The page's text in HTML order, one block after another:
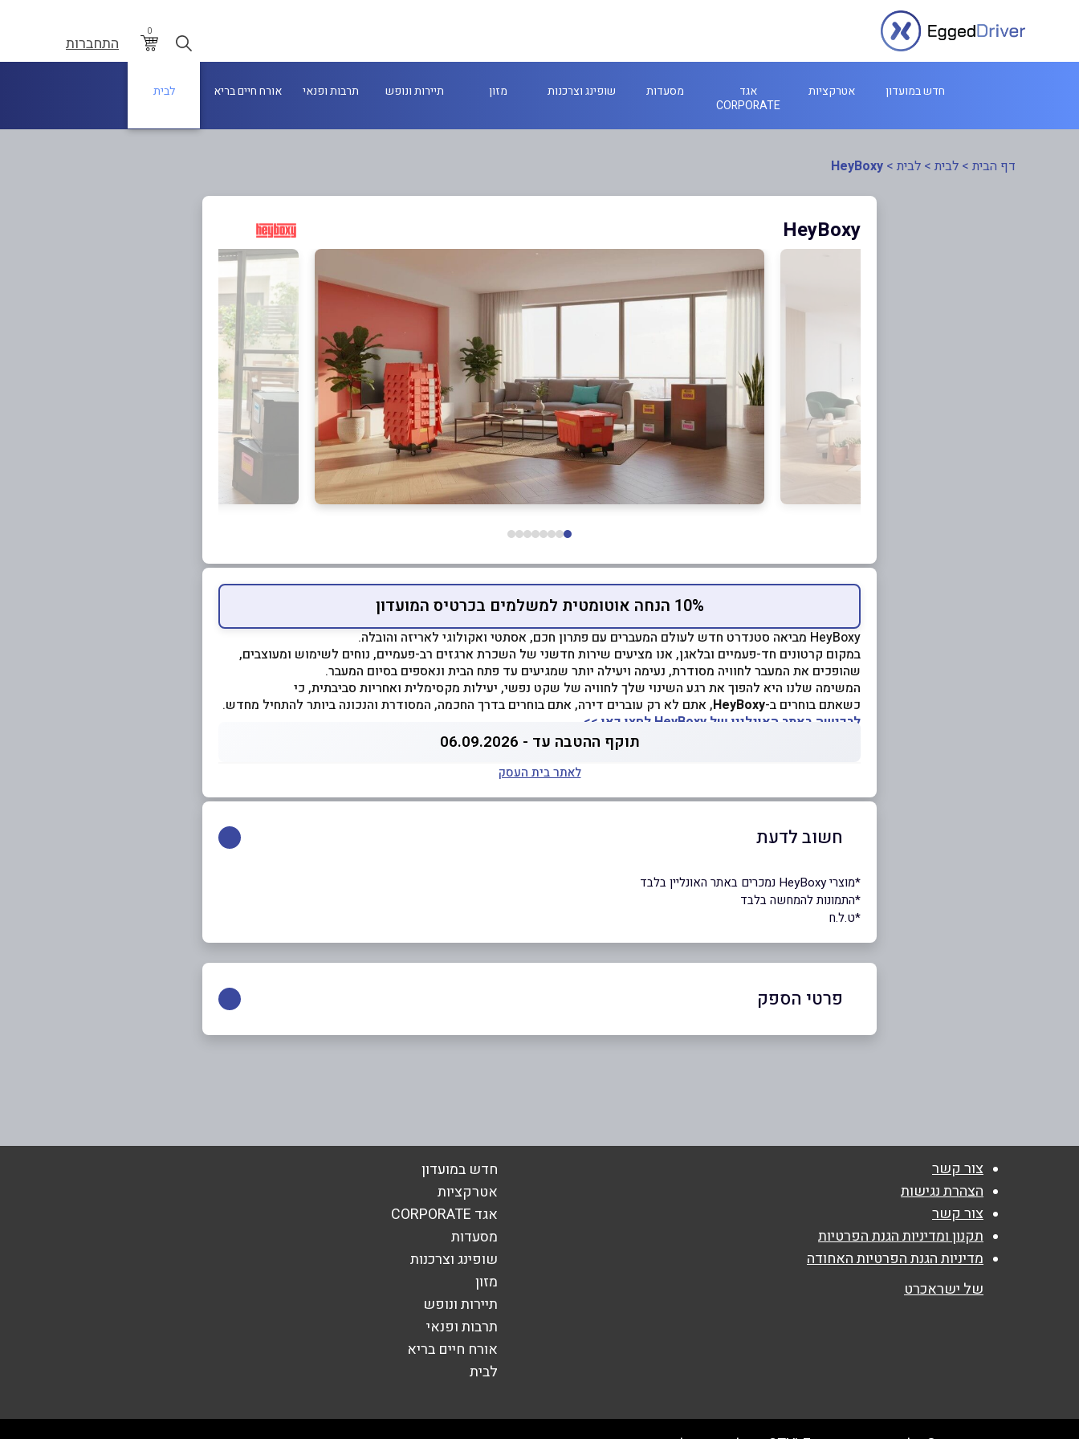
0
התחברות
חדש במועדון אטרקציות
אגד
CORPORATE
מסעדות שופינג וצרכנות מזון תיירות ונופש תרבות ופנאי אורח חיים בריא לבית
דף הבית > לבית > לבית >
HeyBoxy
HeyBoxy
10% הנחה אוטומטית למשלמים בכרטיס המועדון
HeyBoxy מביאה סטנדרט חדש לעולם המעברים עם פתרון חכם, אסתטי ואקולוגי לאריזה והובלה.
במקום קרטונים חד-פעמיים ובלאגן, אנו מציעים שירות חדשני של השכרת ארגזים רב-פעמיים, נוחים לשימוש ומעוצבים,
שהופכים את המעבר לחוויה מסודרת, נעימה ויעילה יותר שמגיעים עד פתח הבית ונאספים בסיום המעבר.
המשימה שלנו היא להפוך את רגע השינוי שלך לחוויה של שקט נפשי, יעילות מקסימלית ואחריות סביבתית, כי
כשאתם בוחרים ב-HeyBoxy, אתם לא רק עוברים דירה, אתם בוחרים בדרך החכמה, המסודרת והנכונה ביותר להתחיל מחדש.
לרכישה באתר האונליין של HeyBoxy לחצו כאן >>
תוקף ההטבה עד - 06.09.2026
לאתר בית העסק
חשוב לדעת
*מוצרי HeyBoxy נמכרים באתר האונליין בלבד
*התמונות להמחשה בלבד
*ט.ל.ח
פרטי הספק
אימייל*
צור קשר
הצהרת נגישות
צור קשר
תקנון ומדיניות הגנת הפרטיות
מדיניות הגנת הפרטיות האחודה
של ישראכרט
חדש במועדון
אטרקציות
אגד CORPORATE
מסעדות
שופינג וצרכנות
מזון
תיירות ונופש
תרבות ופנאי
אורח חיים בריא
לבית